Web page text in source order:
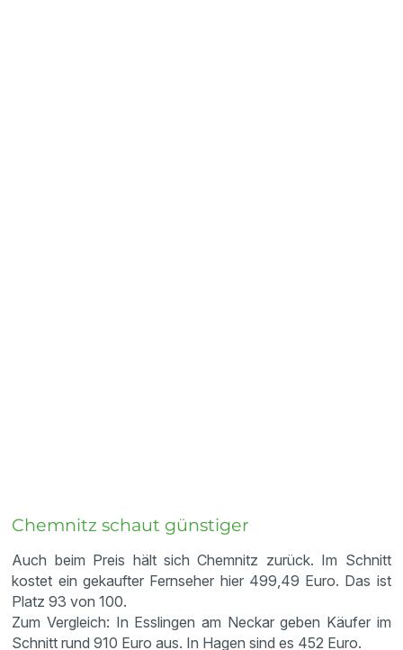
Chemnitz schaut günstiger
Auch beim Preis hält sich Chemnitz zurück. Im Schnitt
kostet ein gekaufter Fernseher hier 499,49 Euro. Das ist
Platz 93 von 100.
Zum Vergleich: In Esslingen am Neckar geben Käufer im
Schnitt rund 910 Euro aus. In Hagen sind es 452 Euro.